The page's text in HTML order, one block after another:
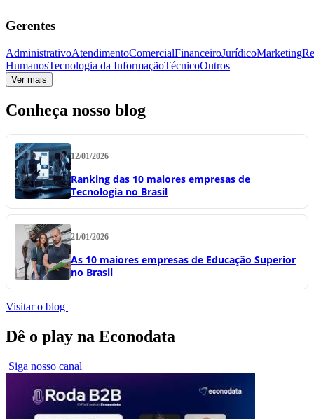
Gerentes
AdministrativoAtendimentoComercialFinanceiroJurídicoMarketing
HumanosTecnologia da InformaçãoTécnicoOutros
Ver mais
Conheça nosso blog
12/01/2026
Ranking das 10 maiores empresas de
Tecnologia no Brasil
21/01/2026
As 10 maiores empresas de Educação Superior
no Brasil
Visitar o blog
Dê o play na Econodata
Siga nosso canal